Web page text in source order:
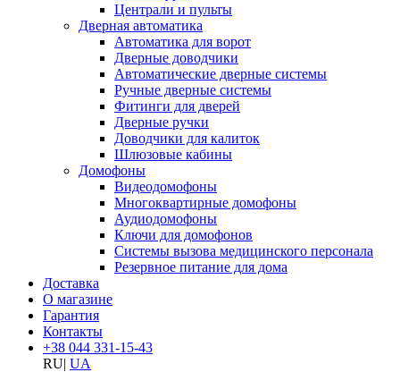
Централи и пульты
Дверная автоматика
Автоматика для ворот
Дверные доводчики
Автоматические дверные системы
Ручные дверные системы
Фитинги для дверей
Дверные ручки
Доводчики для калиток
Шлюзовые кабины
Домофоны
Видеодомофоны
Многоквартирные домофоны
Аудиодомофоны
Ключи для домофонов
Системы вызова медицинского персонала
Резервное питание для дома
Доставка
О магазине
Гарантия
Контакты
+38 044 331-15-43
RU| UA